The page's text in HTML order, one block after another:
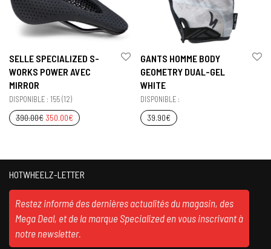
SELLE SPECIALIZED S-
WORKS POWER AVEC
MIRROR
DISPONIBLE : 155 (12)
390.00€ 350.00€
GANTS HOMME BODY
GEOMETRY DUAL-GEL
WHITE
DISPONIBLE :
39.90€
HOTWHEELZ-LETTER
Restez informé des dernières actualités du magasin, des
Mega Deal, et de la marque Specialized en vous inscrivant à
notre newsletter.